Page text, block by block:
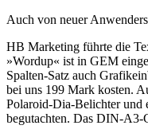
Auch von neuer
HB Marketing führte die
»Wordup« ist in GEM
Spalten-Satz auch
bei uns 199 Mark kosten.
Polaroid-Dia-Belichter und
begutachten. Das DIN-A3-